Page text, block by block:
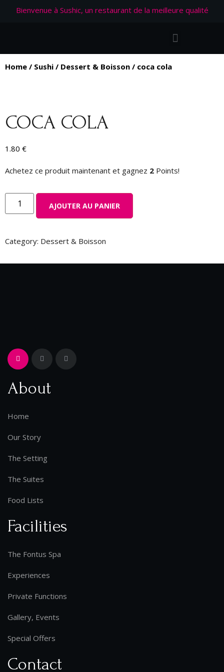
Bienvenue à Sushic, un restaurant de la meilleure qualité
Home / Sushi / Dessert & Boisson / coca cola
COCA COLA
1.80 €
Achetez ce produit maintenant et gagnez 2 Points!
AJOUTER AU PANIER
Category: Dessert & Boisson
About
Home
Our Story
The Setting
The Suites
Food Lists
Facilities
The Fontus Spa
Experiences
Private Functions
Gallery, Events
Special Offers
Contact